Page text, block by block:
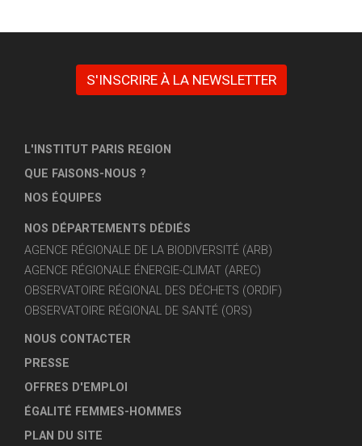
S'INSCRIRE À LA NEWSLETTER
L'INSTITUT PARIS REGION
QUE FAISONS-NOUS ?
NOS ÉQUIPES
NOS DÉPARTEMENTS DÉDIÉS
AGENCE RÉGIONALE DE LA BIODIVERSITÉ (ARB)
AGENCE RÉGIONALE ÉNERGIE-CLIMAT (AREC)
OBSERVATOIRE RÉGIONAL DES DÉCHETS (ORDIF)
OBSERVATOIRE RÉGIONAL DE SANTÉ (ORS)
NOUS CONTACTER
PRESSE
OFFRES D'EMPLOI
ÉGALITÉ FEMMES-HOMMES
PLAN DU SITE